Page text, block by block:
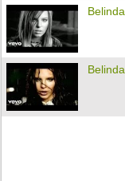
Belinda
Belinda